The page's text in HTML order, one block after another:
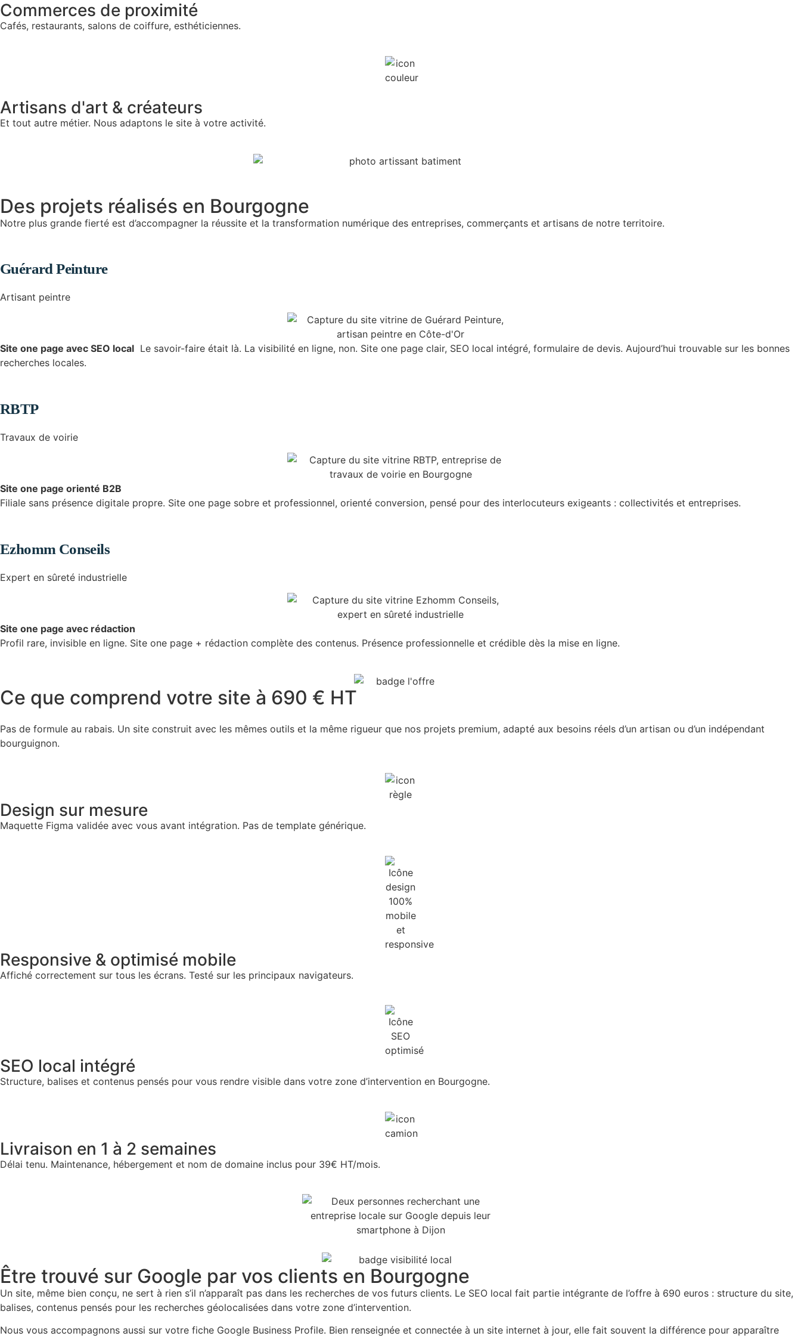
Commerces de proximité
Cafés, restaurants, salons de coiffure, esthéticiennes.
Artisans d'art & créateurs
Et tout autre métier. Nous adaptons le site à votre activité.
Des projets réalisés en Bourgogne
Notre plus grande fierté est d’accompagner la réussite et la transformation numérique des entreprises, commerçants et artisans de notre territoire.
Guérard Peinture
Artisant peintre
Site one page avec SEO local Le savoir-faire était là. La visibilité en ligne, non. Site one page clair, SEO local intégré, formulaire de devis. Aujourd’hui trouvable sur les bonnes
recherches locales.
RBTP
Travaux de voirie
Site one page orienté B2B
Filiale sans présence digitale propre. Site one page sobre et professionnel, orienté conversion, pensé pour des interlocuteurs exigeants : collectivités et entreprises.
Ezhomm Conseils
Expert en sûreté industrielle
Site one page avec rédaction
Profil rare, invisible en ligne. Site one page + rédaction complète des contenus. Présence professionnelle et crédible dès la mise en ligne.
Ce que comprend votre site à 690 € HT
Pas de formule au rabais. Un site construit avec les mêmes outils et la même rigueur que nos projets premium, adapté aux besoins réels d’un artisan ou d’un indépendant
bourguignon.
Design sur mesure
Maquette Figma validée avec vous avant intégration. Pas de template générique.
Responsive & optimisé mobile
Affiché correctement sur tous les écrans. Testé sur les principaux navigateurs.
SEO local intégré
Structure, balises et contenus pensés pour vous rendre visible dans votre zone d’intervention en Bourgogne.
Livraison en 1 à 2 semaines
Délai tenu. Maintenance, hébergement et nom de domaine inclus pour 39€ HT/mois.
Être trouvé sur Google par vos clients en Bourgogne
Un site, même bien conçu, ne sert à rien s’il n’apparaît pas dans les recherches de vos futurs clients. Le SEO local fait partie intégrante de l’offre à 690 euros : structure du site,
balises, contenus pensés pour les recherches géolocalisées dans votre zone d’intervention.
Nous vous accompagnons aussi sur votre fiche Google Business Profile. Bien renseignée et connectée à un site internet à jour, elle fait souvent la différence pour apparaître